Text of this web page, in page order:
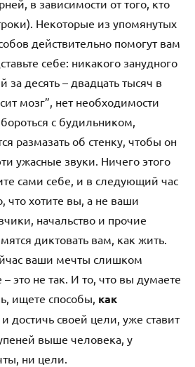
в зависимости от того, кто
Некоторые из упомянутых
действительно помогут вам
себе: никакого занудного
за десять – двадцать тысяч в
мозг”, нет необходимости
с будильником,
размазать об стенку, чтобы он
ужасные звуки. Ничего этого
сами себе, и в следующий час
что хотите вы, а не ваши
начальство и прочие
диктовать вам, как жить.
ваши мечты слишком
– это не так. И то, что вы думаете
ищете способы, как
и достичь своей цели, уже ставит
выше человека, у
ни цели.